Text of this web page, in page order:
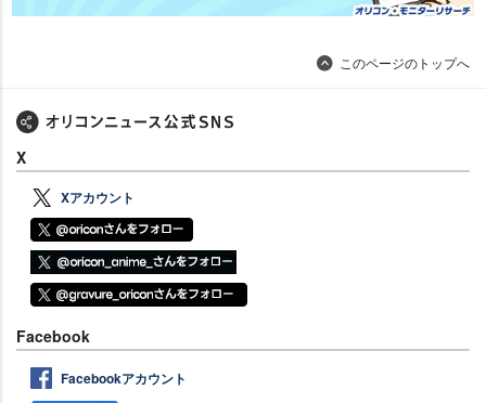
このページのトップへ
X
Xアカウント
Facebook
Facebookアカウント